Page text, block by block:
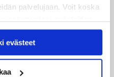
palvelujaan. Voit koska
.
evästeet
on julkaistu!